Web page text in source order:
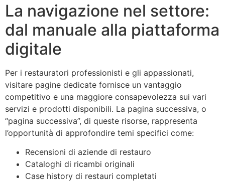
La navigazione nel settore:
dal manuale alla piattaforma
digitale
Per i restauratori professionisti e gli appassionati,
visitare pagine dedicate fornisce un vantaggio
competitivo e una maggiore consapevolezza sui vari
servizi e prodotti disponibili. La pagina successiva, o
“pagina successiva”, di queste risorse, rappresenta
l’opportunità di approfondire temi specifici come:
Recensioni di aziende di restauro
Cataloghi di ricambi originali
Case history di restauri completati